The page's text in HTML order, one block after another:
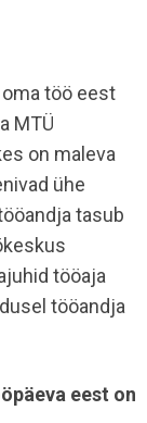
töö eest
MTÜ
on maleva
ühe
tasub
tööaja
tööandja
eest on